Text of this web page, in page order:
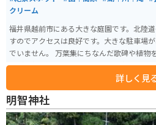
クリーム
福井県越前市にある大きな庭園です。北陸
すのでアクセスは良好です。大きな駐車場
でいません。 万葉集にちなんだ歌碑や植物を多く楽しめるのが大きな特徴で
すが、何も知らずふらりと来ても楽しめま
や、池や丘など起伏に富んだ地形、ちょっ
に、無料の休憩施設や飲食店もありますの
す。
詳しく見
明智神社